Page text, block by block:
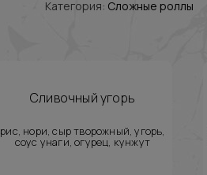
Категория: Сложные роллы
Сливочный угорь
рис, нори, сыр творожный, угорь,
соус унаги, огурец, кунжут